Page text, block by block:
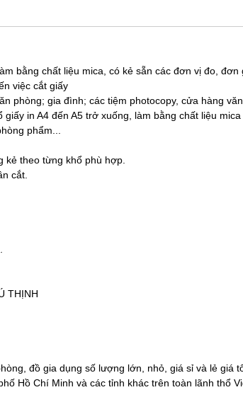
bằng chất liệu mica, có kẻ sẵn các đơn vị đo,
việc cắt giấy
phòng; gia đình; các tiệm photocopy, cửa hàng văn
in A4 đến A5 trở xuống, làm bằng chất liệu
phẩm...
kẻ theo từng khổ phù hợp.
cắt.
THỊNH
đồ gia dụng số lượng lớn, nhỏ, giá sỉ và lẻ giá
Hồ Chí Minh và các tỉnh khác trên toàn lãnh thổ